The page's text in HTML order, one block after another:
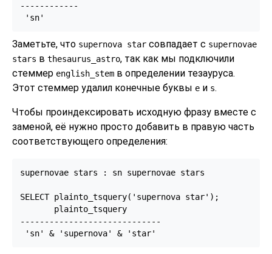
------------
Заметьте, что supernova star совпадает с supernovae
stars в thesaurus_astro, так как мы подключили
стеммер english_stem в определении тезауруса.
Этот стеммер удалил конечные буквы e и s.
Чтобы проиндексировать исходную фразу вместе с
заменой, её нужно просто добавить в правую часть
соответствующего определения:
supernovae stars : sn supernovae stars
SELECT plainto_tsquery('supernova star');
       plainto_tsquery
-----------------------------